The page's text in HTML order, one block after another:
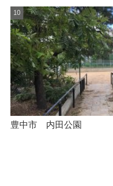
豊中市 内田公園